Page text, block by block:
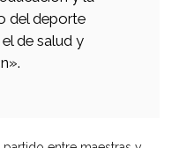
del deporte
de salud y